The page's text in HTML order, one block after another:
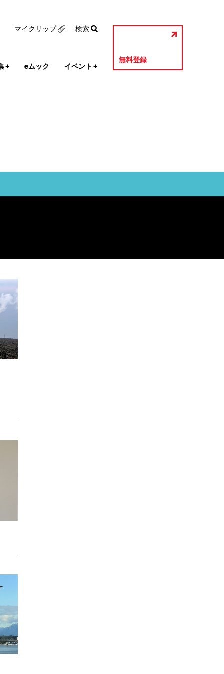
+ eムック イベント +
無料登録
マイクリップ 検索